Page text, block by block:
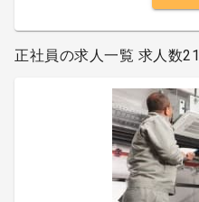
正社員の求人一覧 求人数